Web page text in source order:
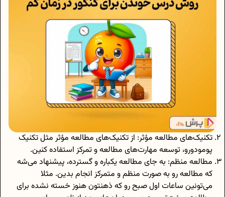
تکنیک‌های مطالعه مؤثر: از تکنیک‌های مطالعه مؤثر مثل تکنیک
پومودورو، توسعه مهارت‌های مطالعه و تمرکز استفاده کنین.
مطالعه منظم: به جای مطالعه یکباره و گسترده، پیشنهاد می‌شه
که مطالعه رو به صورت منظم و متمرکز انجام بدین. مثلا
می‌تونین ساعات اول صبح رو که ذهنتون هنوز خسته نشده برای